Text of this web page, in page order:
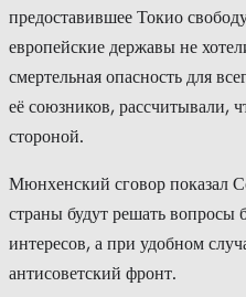
предоставившее Токио
европейские державы не
смертельная опасность для
её союзников, рассчитывали,
стороной.
Мюнхенский сговор показал
страны будут решать вопросы
интересов, а при удобном
антисоветский фронт.